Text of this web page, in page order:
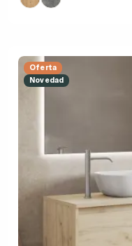
Oferta
Novedad